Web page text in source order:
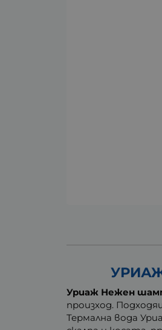
Уриаж Нежен
произход.
Термална вода